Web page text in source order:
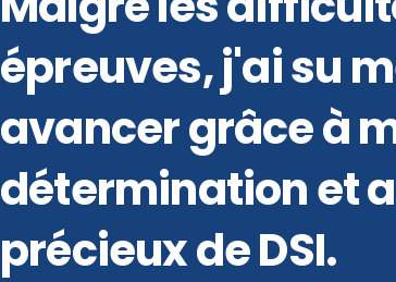
épreuves, j'ai su
avancer grâce à
détermination et
précieux de DSI.